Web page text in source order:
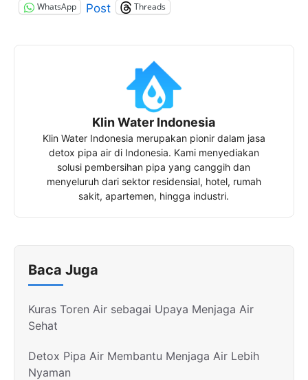
WhatsApp Post Threads
Klin Water Indonesia
Klin Water Indonesia merupakan pionir dalam jasa
detox pipa air di Indonesia. Kami menyediakan
solusi pembersihan pipa yang canggih dan
menyeluruh dari sektor residensial, hotel, rumah
sakit, apartemen, hingga industri.
Baca Juga
Kuras Toren Air sebagai Upaya Menjaga Air
Sehat
Detox Pipa Air Membantu Menjaga Air Lebih
Nyaman